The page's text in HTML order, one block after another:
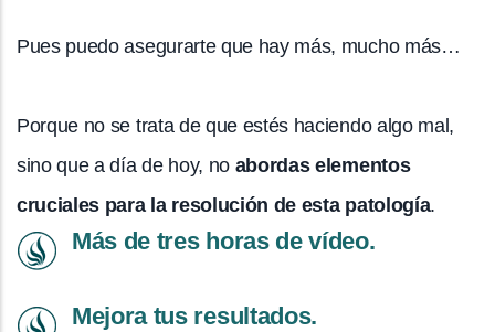
Pues puedo asegurarte que hay más, mucho más…
Porque no se trata de que estés haciendo algo mal,
sino que a día de hoy, no abordas elementos
cruciales para la resolución de esta patología.
Más de tres horas de vídeo.
Mejora tus resultados.